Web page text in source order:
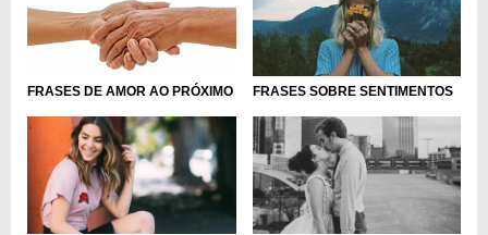
FRASES DE AMOR AO PRÓXIMO FRASES SOBRE SENTIMENTOS